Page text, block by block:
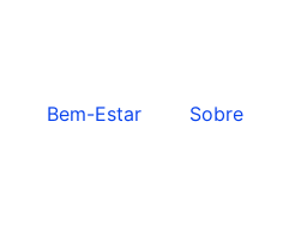
Bem-Estar Sobre